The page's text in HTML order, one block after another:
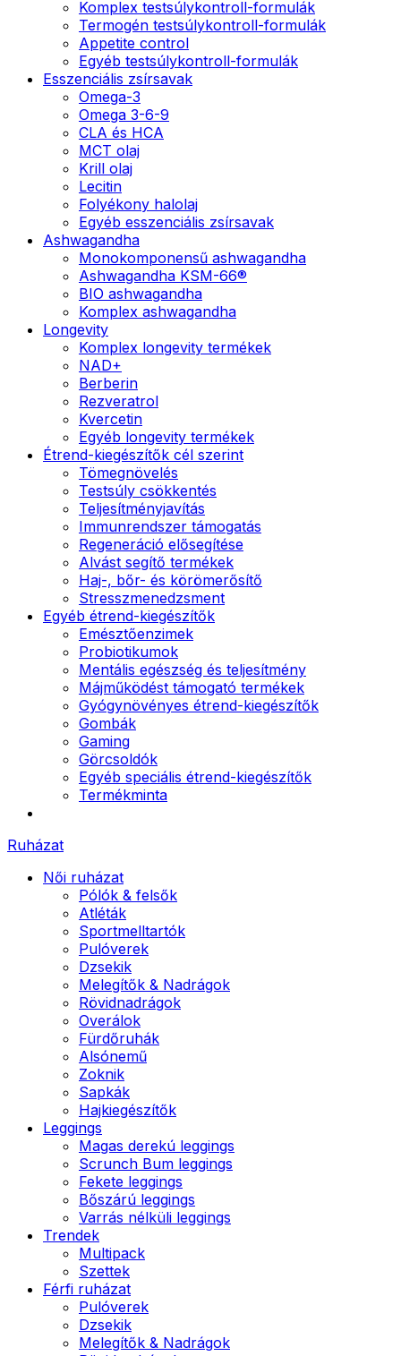
Komplex testsúlykontroll-formulák
Termogén testsúlykontroll-formulák
Appetite control
Egyéb testsúlykontroll-formulák
Esszenciális zsírsavak
Omega-3
Omega 3-6-9
CLA és HCA
MCT olaj
Krill olaj
Lecitin
Folyékony halolaj
Egyéb esszenciális zsírsavak
Ashwagandha
Monokomponensű ashwagandha
Ashwagandha KSM-66®
BIO ashwagandha
Komplex ashwagandha
Longevity
Komplex longevity termékek
NAD+
Berberin
Rezveratrol
Kvercetin
Egyéb longevity termékek
Étrend-kiegészítők cél szerint
Tömegnövelés
Testsúly csökkentés
Teljesítményjavítás
Immunrendszer támogatás
Regeneráció elősegítése
Alvást segítő termékek
Haj-, bőr- és körömerősítő
Stresszmenedzsment
Egyéb étrend-kiegészítők
Emésztőenzimek
Probiotikumok
Mentális egészség és teljesítmény
Májműködést támogató termékek
Gyógynövényes étrend-kiegészítők
Gombák
Gaming
Görcsoldók
Egyéb speciális étrend-kiegészítők
Termékminta
Ruházat
Női ruházat
Pólók & felsők
Atléták
Sportmelltartók
Pulóverek
Dzsekik
Melegítők & Nadrágok
Rövidnadrágok
Overálok
Fürdőruhák
Alsónemű
Zoknik
Sapkák
Hajkiegészítők
Leggings
Magas derekú leggings
Scrunch Bum leggings
Fekete leggings
Bőszárú leggings
Varrás nélküli leggings
Trendek
Multipack
Szettek
Férfi ruházat
Pulóverek
Dzsekik
Melegítők & Nadrágok